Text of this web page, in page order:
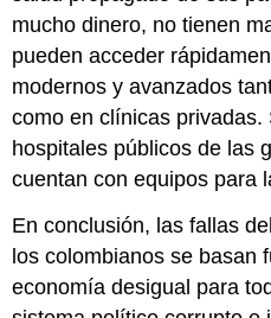
mucho dinero, no tienen
pueden acceder
modernos y avanzados
como en clínicas
hospitales públicos de las
cuentan con equipos para
En conclusión, las fallas
los colombianos se basan
economía desigual para